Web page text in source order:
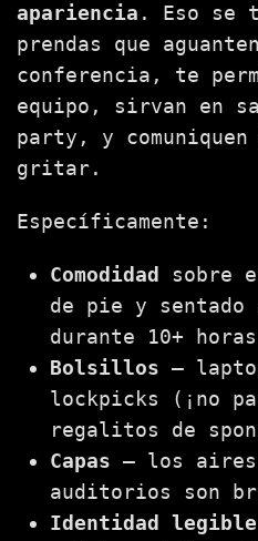
apariencia . Eso se
prendas que
conferencia, te
equipo, sirvan en
party, y
gritar.
Específicamente:
Comodidad
sobre
de pie y
durante 10+ horas
Bolsillos —
lockpicks (¡no
regalitos de
Capas — los aires
auditorios son
Identidad legible